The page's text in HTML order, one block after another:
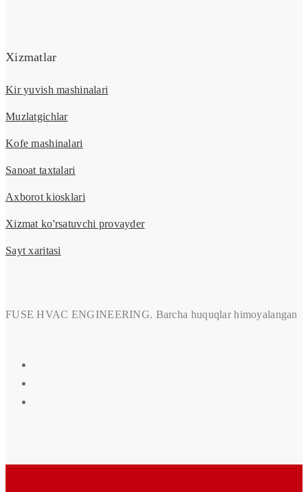
Xizmatlar
Kir yuvish mashinalari
Muzlatgichlar
Kofe mashinalari
Sanoat taxtalari
Axborot kiosklari
Xizmat ko'rsatuvchi provayder
Sayt xaritasi
FUSE HVAC ENGINEERING. Barcha huquqlar himoyalangan